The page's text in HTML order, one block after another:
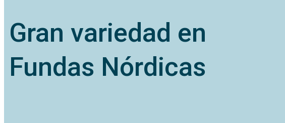
Gran variedad en
Fundas Nórdicas